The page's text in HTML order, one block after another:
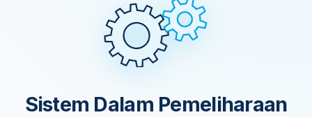
Sistem Dalam Pemeliharaan